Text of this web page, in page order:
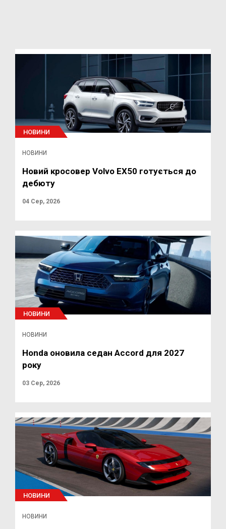
НОВИНИ
НОВИНИ
Новий кросовер Volvo EX50 готується до
дебюту
04 Сер, 2026
НОВИНИ
НОВИНИ
Honda оновила седан Accord для 2027
року
03 Сер, 2026
НОВИНИ
НОВИНИ